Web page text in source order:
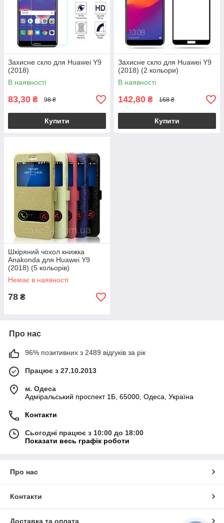
Захисне скло для Huawei Y9
(2018)
В наявності
83,30 ₴ 98 ₴
Купити
Захисне скло для Huawei Y9
(2018) (2 кольори)
В наявності
142,80 ₴ 168 ₴
Купити
Шкіряний чохол книжка
Anakonda для Huawei Y9
(2018) (5 кольорів)
Немає в наявності
78 ₴
Про нас
96% позитивних з 2489 відгуків за рік
Працює з 27.10.2013
м. Одеса
Адміральський проспект 1Б, 65000, Одеса, Україна
Контакти
Сьогодні працює з 10:00 до 18:00
Показати весь графік роботи
Про нас
Контакти
Доставка та оплата